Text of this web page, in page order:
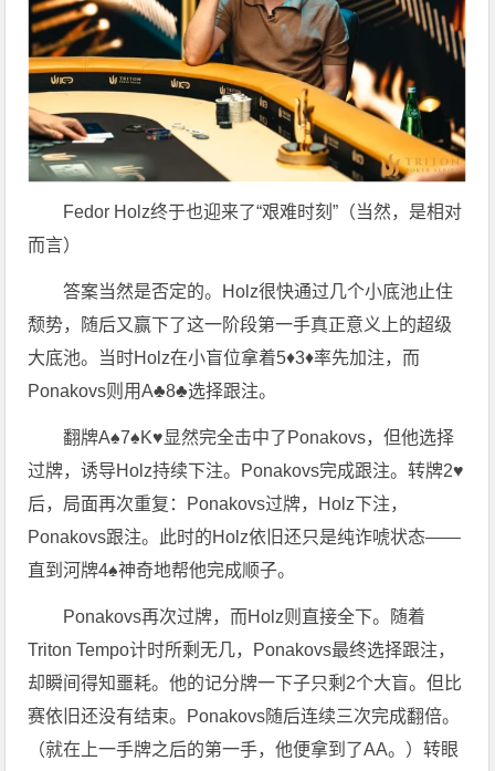
Fedor Holz终于也迎来了“艰难时刻”（当然，是相对
而言）
答案当然是否定的。Holz很快通过几个小底池止住
颓势，随后又赢下了这一阶段第一手真正意义上的超级
大底池。当时Holz在小盲位拿着5♦3♦率先加注，而
Ponakovs则用A♣8♣选择跟注。
翻牌A♠7♠K♥显然完全击中了Ponakovs，但他选择
过牌，诱导Holz持续下注。Ponakovs完成跟注。转牌2♥
后，局面再次重复：Ponakovs过牌，Holz下注，
Ponakovs跟注。此时的Holz依旧还只是纯诈唬状态——
直到河牌4♠神奇地帮他完成顺子。
Ponakovs再次过牌，而Holz则直接全下。随着
Triton Tempo计时所剩无几，Ponakovs最终选择跟注，
却瞬间得知噩耗。他的记分牌一下子只剩2个大盲。但比
赛依旧还没有结束。Ponakovs随后连续三次完成翻倍。
（就在上一手牌之后的第一手，他便拿到了AA。）转眼